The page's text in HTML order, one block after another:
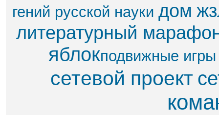
гений русской науки дом
литературный
яблок​подвижные игры
сетевой проект